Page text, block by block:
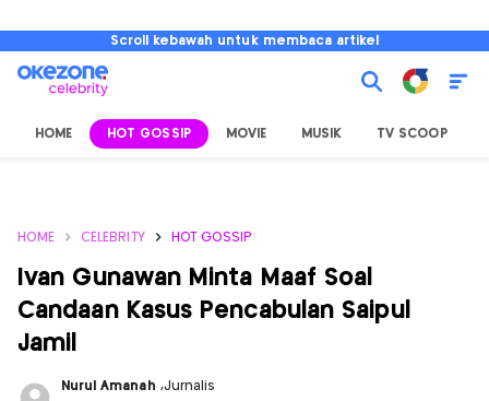
Scroll kebawah untuk membaca artikel
HOME HOT GOSSIP MOVIE MUSIK TV SCOOP
HOME CELEBRITY HOT GOSSIP
Ivan Gunawan Minta Maaf Soal
Candaan Kasus Pencabulan Saipul
Jamil
Nurul Amanah ,Jurnalis